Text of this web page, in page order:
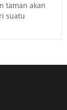
taman akan
suatu